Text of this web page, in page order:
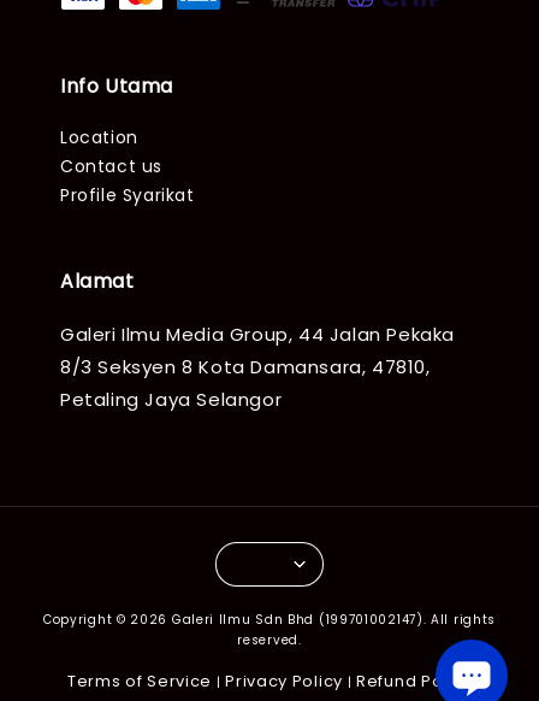
Info Utama
Location
Contact us
Profile Syarikat
Alamat
Galeri Ilmu Media Group, 44 Jalan Pekaka
8/3 Seksyen 8 Kota Damansara, 47810,
Petaling Jaya Selangor
Copyright © 2026 Galeri Ilmu Sdn Bhd (199701002147). All rights
reserved.
Terms of Service |Privacy Policy |Refund Policy